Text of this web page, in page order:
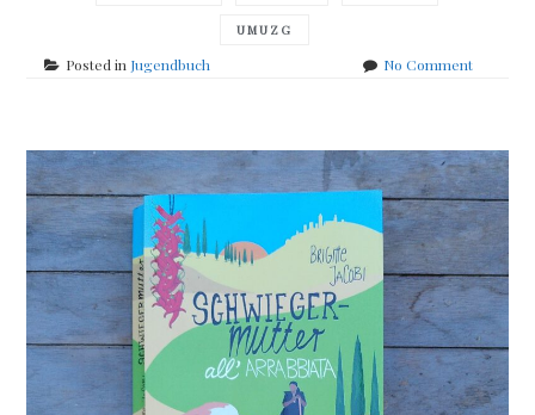
UMUZG
Posted in Jugendbuch No Commenton
Frida
Superstar